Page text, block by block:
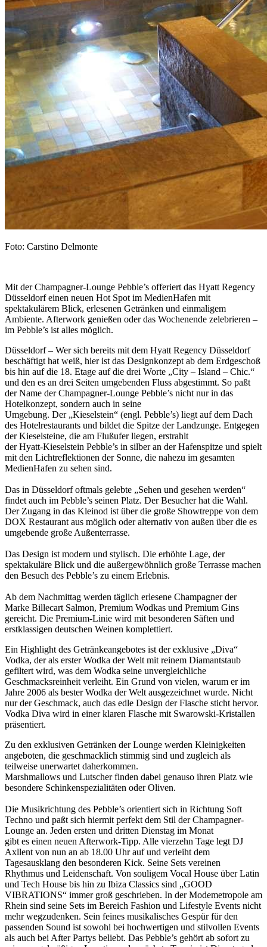
Foto: Carstino Delmonte
Mit der Champagner-Lounge Pebble’s offeriert das Hyatt Regency
Düsseldorf einen neuen Hot Spot im MedienHafen mit
spektakulärem Blick, erlesenen Getränken und einmaligem
Ambiente. Afterwork genießen oder das Wochenende zelebrieren –
im Pebble’s ist alles möglich.
Düsseldorf – Wer sich bereits mit dem Hyatt Regency Düsseldorf
beschäftigt hat weiß, hier ist das Designkonzept ab dem Erdgeschoß
bis hin auf die 18. Etage auf die drei Worte „City – Island – Chic.“
und den es an drei Seiten umgebenden Fluss abgestimmt. So paßt
der Name der Champagner-Lounge Pebble’s nicht nur in das
Hotelkonzept, sondern auch in seine
Umgebung. Der „Kieselstein“ (engl. Pebble’s) liegt auf dem Dach
des Hotelrestaurants und bildet die Spitze der Landzunge. Entgegen
der Kieselsteine, die am Flußufer liegen, erstrahlt
der Hyatt-Kieselstein Pebble’s in silber an der Hafenspitze und spielt
mit den Lichtreflektionen der Sonne, die nahezu im gesamten
MedienHafen zu sehen sind.
Das in Düsseldorf oftmals gelebte „Sehen und gesehen werden“
findet auch im Pebble’s seinen Platz. Der Besucher hat die Wahl.
Der Zugang in das Kleinod ist über die große Showtreppe von dem
DOX Restaurant aus möglich oder alternativ von außen über die es
umgebende große Außenterrasse.
Das Design ist modern und stylisch. Die erhöhte Lage, der
spektakuläre Blick und die außergewöhnlich große Terrasse machen
den Besuch des Pebble’s zu einem Erlebnis.
Ab dem Nachmittag werden täglich erlesene Champagner der
Marke Billecart Salmon, Premium Wodkas und Premium Gins
gereicht. Die Premium-Linie wird mit besonderen Säften und
erstklassigen deutschen Weinen komplettiert.
Ein Highlight des Getränkeangebotes ist der exklusive „Diva“
Vodka, der als erster Wodka der Welt mit reinem Diamantstaub
gefiltert wird, was dem Wodka seine unvergleichliche
Geschmacksreinheit verleiht. Ein Grund von vielen, warum er im
Jahre 2006 als bester Wodka der Welt ausgezeichnet wurde. Nicht
nur der Geschmack, auch das edle Design der Flasche sticht hervor.
Vodka Diva wird in einer klaren Flasche mit Swarowski-Kristallen
präsentiert.
Zu den exklusiven Getränken der Lounge werden Kleinigkeiten
angeboten, die geschmacklich stimmig sind und zugleich als
teilweise unerwartet daherkommen.
Marshmallows und Lutscher finden dabei genauso ihren Platz wie
besondere Schinkenspezialitäten oder Oliven.
Die Musikrichtung des Pebble’s orientiert sich in Richtung Soft
Techno und paßt sich hiermit perfekt dem Stil der Champagner-
Lounge an. Jeden ersten und dritten Dienstag im Monat
gibt es einen neuen Afterwork-Tipp. Alle vierzehn Tage legt DJ
Axllent von nun an ab 18.00 Uhr auf und verleiht dem
Tagesausklang den besonderen Kick. Seine Sets vereinen
Rhythmus und Leidenschaft. Von souligem Vocal House über Latin
und Tech House bis hin zu Ibiza Classics sind „GOOD
VIBRATIONS“ immer groß geschrieben. In der Modemetropole am
Rhein sind seine Sets im Bereich Fashion und Lifestyle Events nicht
mehr wegzudenken. Sein feines musikalisches Gespür für den
passenden Sound ist sowohl bei hochwertigen und stilvollen Events
als auch bei After Partys beliebt. Das Pebble’s gehört ab sofort zu